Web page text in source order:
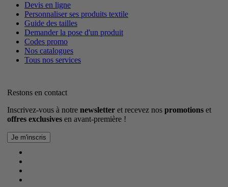
Devis en ligne
Personnaliser ses produits textile
Guide des tailles
Demander la pose d'un produit
Codes promo
Nos catalogues
Tous nos services
Restons en contact
Inscrivez-vous à notre newsletter et recevez nos promotions et
offres exclusives en avant-première !